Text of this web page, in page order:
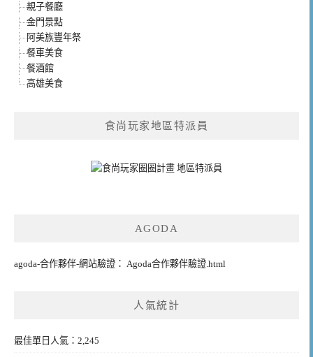
親子餐廳
金門景點
阿美族豐年祭
餐車美食
餐酒館
高雄美食
食尚玩家地區特派員
AGODA
agoda-合作夥伴-網站驗證： Agoda合作夥伴驗證.html
人氣統計
最佳單日人氣：2,245